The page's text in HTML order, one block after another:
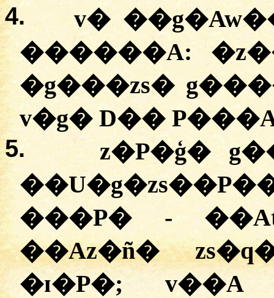
4.
v�
������A: �
�g���zs�
5.
z�P�ģ�
���P� -
��Az�ñ�
�ɪ�P�; v��A